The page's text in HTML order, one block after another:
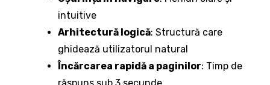
intuitive
Arhitectură logică: Structură care
ghidează utilizatorul natural
Încărcarea rapidă a paginilor: Timp de